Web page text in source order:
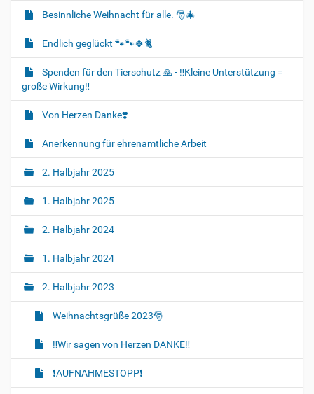
Besinnliche Weihnacht für alle. 🎅🎄
Endlich geglückt 🐾🐾🍀🐈‍
Spenden für den Tierschutz 🙏 - ‼️Kleine Unterstützung =
große Wirkung‼️
Von Herzen Danke❣️
Anerkennung für ehrenamtliche Arbeit
2. Halbjahr 2025
1. Halbjahr 2025
2. Halbjahr 2024
1. Halbjahr 2024
2. Halbjahr 2023
Weihnachtsgrüße 2023🎅
‼️Wir sagen von Herzen DANKE‼️
❗AUFNAHMESTOPP❗